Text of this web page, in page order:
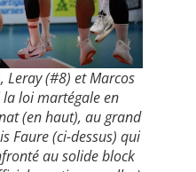
Leray (#8) et Marcos
loi martégale en
(en haut), au grand
Faure (ci-dessus) qui
au solide block